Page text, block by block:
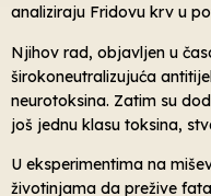
analiziraju Fridovu krv u
Njihov rad, objavljen u
širokoneutralizujuća
neurotoksina. Zatim su
još jednu klasu toksina,
U eksperimentima na
životinjama da prežive